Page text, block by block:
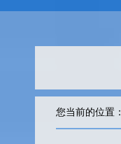
您当前的位置